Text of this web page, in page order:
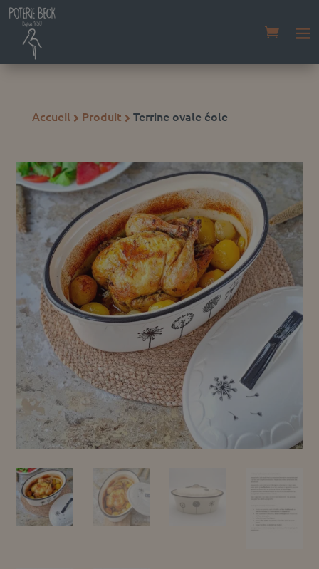
Accueil  Produit  Terrine ovale éole